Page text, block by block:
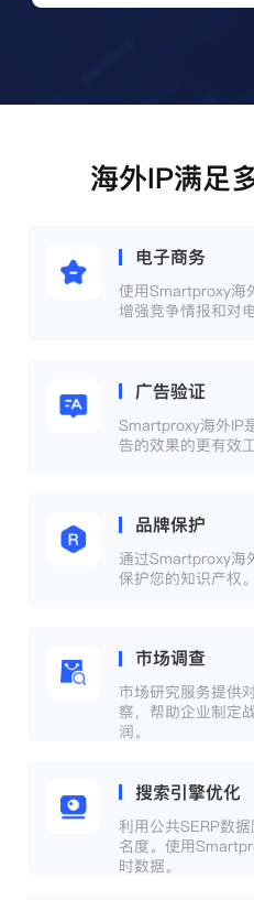
海外IP满足
电子商务
使用Smartproxy海
增强竞争情报和对
广告验证
Smartproxy海外IP
告的效果的更有效工
品牌保护
通过Smartproxy海
保护您的知识产权。
市场调查
市场研究服务提供
察，帮助企业制定
润。
搜索引擎优化
利用公共SERP数
名度。使用
时数据。